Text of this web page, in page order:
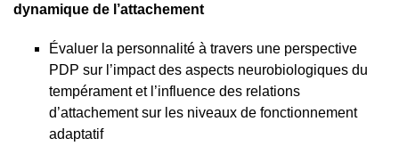
dynamique de l’attachement
Évaluer la personnalité à travers une perspective
PDP sur l’impact des aspects neurobiologiques du
tempérament et l’influence des relations
d’attachement sur les niveaux de fonctionnement
adaptatif